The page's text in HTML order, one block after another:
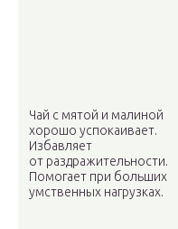
Чай с мятой и малиной
хорошо успокаивает.
Избавляет
от раздражительности.
Помогает при больших
умственных нагрузках.